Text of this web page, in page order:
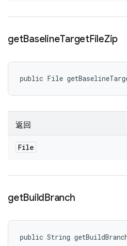
getBaselineTargetFileZip
public File
返回
File
getBuildBranch
public String